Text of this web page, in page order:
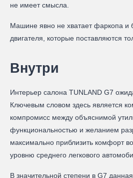
не имеет смысла.
Машине явно не хватает фаркопа
двигателя, которые поставляются
Внутри
Интерьер салона TUNLAND G7
Ключевым словом здесь является
компромисс между объяснимой
функциональностью и желанием
максимально приблизить комфорт
уровню среднего легкового
В значительной степени в G7